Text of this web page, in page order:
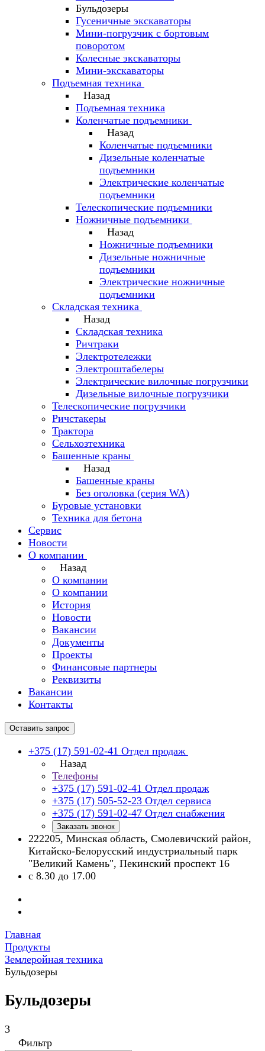
Бульдозеры
Гусеничные экскаваторы
Мини-погрузчик с бортовым
поворотом
Колесные экскаваторы
Мини-экскаваторы
Подъемная техника
Назад
Подъемная техника
Коленчатые подъемники
Назад
Коленчатые подъемники
Дизельные коленчатые
подъемники
Электрические коленчатые
подъемники
Телескопические подъемники
Ножничные подъемники
Назад
Ножничные подъемники
Дизельные ножничные
подъемники
Электрические ножничные
подъемники
Складская техника
Назад
Складская техника
Ричтраки
Электротележки
Электроштабелеры
Электрические вилочные погрузчики
Дизельные вилочные погрузчики
Телескопические погрузчики
Ричстакеры
Трактора
Сельхозтехника
Башенные краны
Назад
Башенные краны
Без оголовка (серия WA)
Буровые установки
Техника для бетона
Сервис
Новости
О компании
Назад
О компании
О компании
История
Новости
Вакансии
Документы
Проекты
Финансовые партнеры
Реквизиты
Вакансии
Контакты
Оставить запрос
+375 (17) 591-02-41 Отдел продаж
Назад
Телефоны
+375 (17) 591-02-41 Отдел продаж
+375 (17) 505-52-23 Отдел сервиса
+375 (17) 591-02-47 Отдел снабжения
Заказать звонок
222205, Минская область, Смолевичский район,
Китайско-Белорусский индустриальный парк
"Великий Камень", Пекинский проспект 16
с 8.30 до 17.00
Главная
Продукты
Землеройная техника
Бульдозеры
Бульдозеры
3
Фильтр